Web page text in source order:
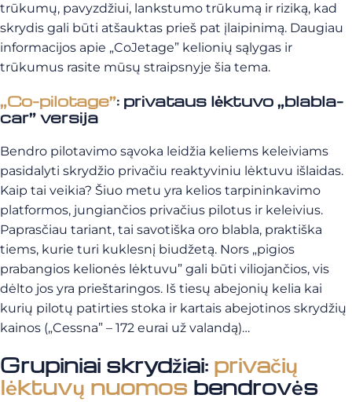
trūkumų, pavyzdžiui, lankstumo trūkumą ir riziką, kad
skrydis gali būti atšauktas prieš pat įlaipinimą. Daugiau
informacijos apie „CoJetage” kelionių sąlygas ir
trūkumus rasite mūsų straipsnyje šia tema.
„Co-pilotage”: privataus lėktuvo „blabla-
car” versija
Bendro pilotavimo sąvoka leidžia keliems keleiviams
pasidalyti skrydžio privačiu reaktyviniu lėktuvu išlaidas.
Kaip tai veikia? Šiuo metu yra kelios tarpininkavimo
platformos, jungiančios privačius pilotus ir keleivius.
Paprasčiau tariant, tai savotiška oro blabla, praktiška
tiems, kurie turi kuklesnį biudžetą. Nors „pigios
prabangios kelionės lėktuvu” gali būti viliojančios, vis
dėlto jos yra prieštaringos. Iš tiesų abejonių kelia kai
kurių pilotų patirties stoka ir kartais abejotinos skrydžių
kainos („Cessna” – 172 eurai už valandą)…
Grupiniai skrydžiai: privačių
lėktuvų nuomos bendrovės